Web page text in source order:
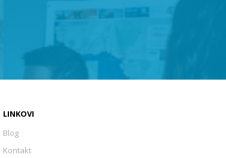
LINKOVI
Blog
Kontakt